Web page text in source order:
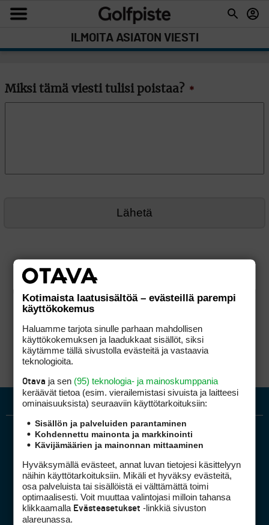
ILMOITA ASIATON VIESTI
Miksi tämä viesti tulisi poistaa? *
Golfpiste mediakortti
Kotimaista laatusisältöä – evästeillä parempi
käyttökokemus
Haluamme tarjota sinulle parhaan mahdollisen
käyttökokemuksen ja laadukkaat sisällöt, siksi
käytämme tällä sivustolla evästeitä ja vastaavia
teknologioita.
Otava ja sen (95) teknologia- ja mainoskumppania
keräävät tietoa (esim. vierailemis­tasi sivuista ja laitteesi
ominaisuuk­sista) seuraaviin käyttötarkoituksiin:
Sisällön ja palveluiden parantaminen
Kohdennettu mainonta ja markkinointi
Kävijämäärien ja mainonnan mittaaminen
Hyväksymällä evästeet, annat luvan tietojesi käsittelyyn
näihin käyttötarkoituksiin. Mikäli et hyväksy evästeitä,
osa palveluista tai sisällöistä ei välttämättä toimi
optimaalisesti. Voit muuttaa valintojasi milloin tahansa
klikkaamalla Evästeasetukset -linkkiä sivuston
alareunassa.